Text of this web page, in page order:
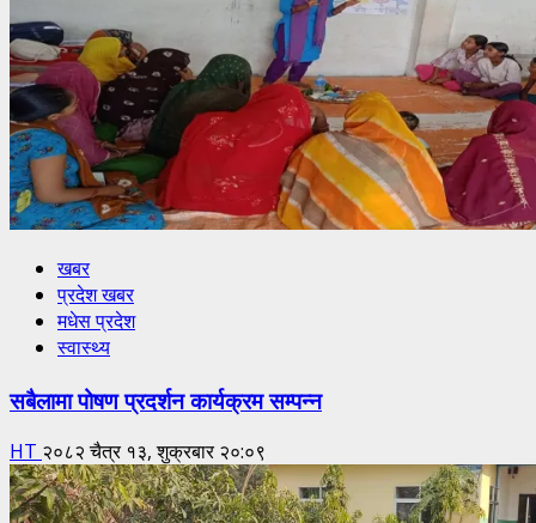
खबर
प्रदेश खबर
मधेस प्रदेश
स्वास्थ्य
सबैलामा पोषण प्रदर्शन कार्यक्रम सम्पन्न
HT २०८२ चैत्र १३, शुक्रबार २०:०९